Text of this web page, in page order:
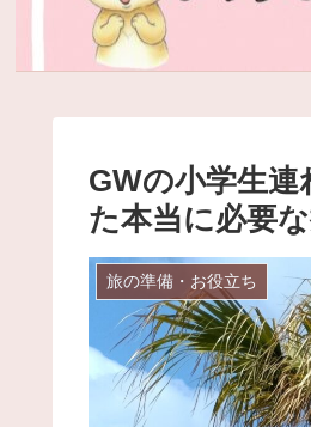
GWの小学生
た本当に必要
旅の準備・お役立ち